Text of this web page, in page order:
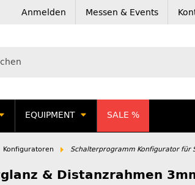
Anmelden Messen & Events
EQUIPMENT SALE %
Konfiguratoren Schalterprogramm Konfigurator für
& Distanzrahmen